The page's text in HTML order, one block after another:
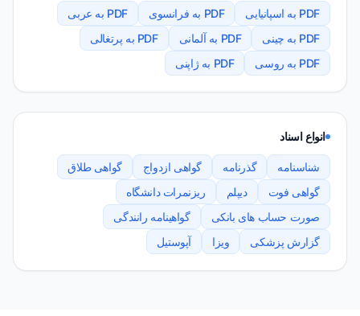
PDF به اسپانیایی PDF به فرانسوی
PDF به عربی
PDF به چینی
PDF به آلمانی
PDF به پرتغالی
PDF به روسی
PDF به ژاپنی
انواع اسناد
شناسنامه گذرنامه گواهی ازدواج
گواهی طلاق
گواهی فوت
دیپلم
ریزنمرات دانشگاه
صورت حساب های بانکی
گواهینامه رانندگی
گزارش پزشکی
ویزا آپوستیل